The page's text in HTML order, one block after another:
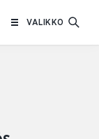
VALIKKO